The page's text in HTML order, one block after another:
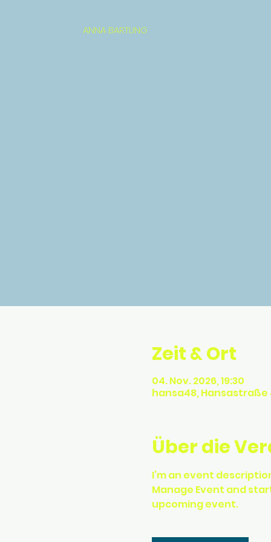
ANNA BARTLING
Zeit & Ort
04. Nov. 2026, 19:30
hansa48, Hansastraße
Über die
I’m an event
Manage Event and
upcoming event.